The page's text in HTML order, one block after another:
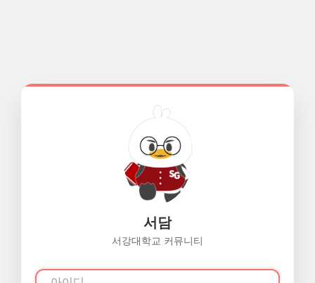
서담
서강대학교 커뮤니티